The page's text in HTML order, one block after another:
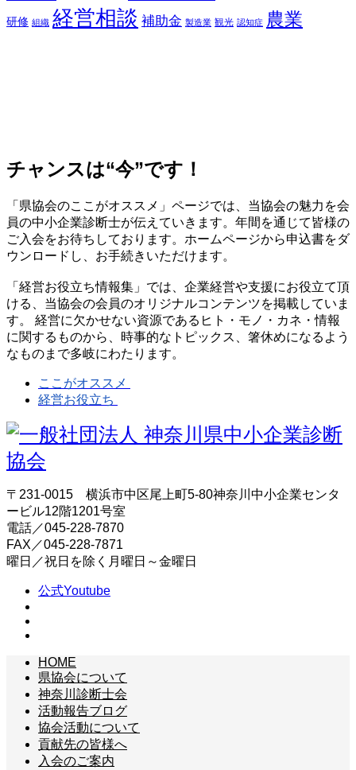
研修 組織 経営相談 補助金 製造業 観光 認知症 農業
チャンスは“今”です！
「県協会のここがオススメ」ページでは、当協会の魅力を会
員の中小企業診断士が伝えていきます。年間を通じて皆様の
ご入会をお待ちしております。ホームページから申込書をダ
ウンロードし、お手続きいただけます。
「経営お役立ち情報集」では、企業経営や支援にお役立て頂
ける、当協会の会員のオリジナルコンテンツを掲載していま
す。 経営に欠かせない資源であるヒト・モノ・カネ・情報
に関するものから、時事的なトピックス、箸休めになるよう
なものまで多岐にわたります。
ここがオススメ
経営お役立ち
〒231-0015 横浜市中区尾上町5-80神奈川中小企業センタ
ービル12階1201号室
電話／045-228-7870
FAX／045-228-7871
曜日／祝日を除く月曜日～金曜日
公式Youtube
HOME
県協会について
神奈川診断士会
活動報告ブログ
協会活動について
貢献先の皆様へ
入会のご案内